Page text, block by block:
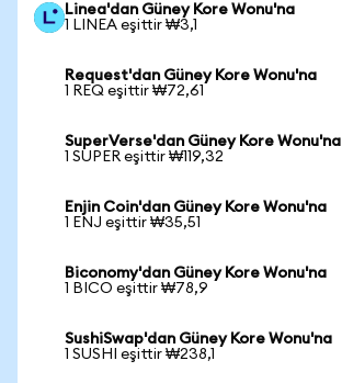
Linea'dan Güney Kore Wonu'na
1 LINEA eşittir ₩3,1
Request'dan Güney Kore Wonu'na
1 REQ eşittir ₩72,61
SuperVerse'dan Güney Kore Wonu'na
1 SUPER eşittir ₩119,32
Enjin Coin'dan Güney Kore Wonu'na
1 ENJ eşittir ₩35,51
Biconomy'dan Güney Kore Wonu'na
1 BICO eşittir ₩78,9
SushiSwap'dan Güney Kore Wonu'na
1 SUSHI eşittir ₩238,1